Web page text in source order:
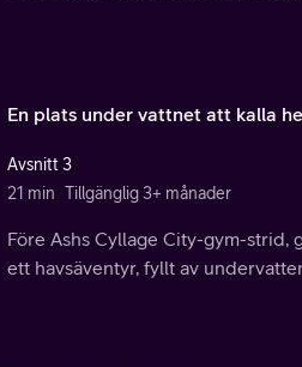
En plats under vattnet att kalla
Avsnitt 3
21 min Tillgänglig 3+ månader
Före Ashs Cyllage City-gym-strid,
ett havsäventyr, fyllt av